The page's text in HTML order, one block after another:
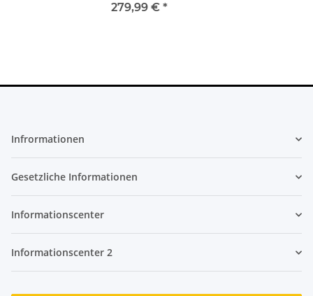
279,99 € *
Infrormationen
Gesetzliche Informationen
Informationscenter
Informationscenter 2